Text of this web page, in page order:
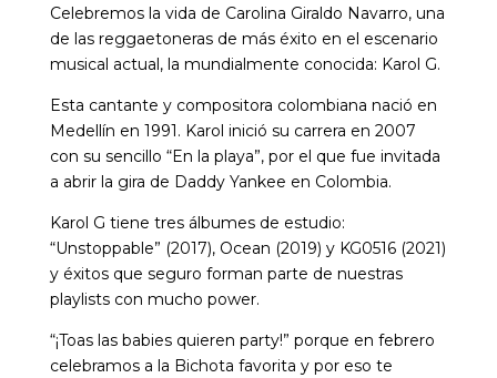
Celebremos la vida de Carolina Giraldo Navarro, una
de las reggaetoneras de más éxito en el escenario
musical actual, la mundialmente conocida: Karol G.
Esta cantante y compositora colombiana nació en
Medellín en 1991. Karol inició su carrera en 2007
con su sencillo “En la playa”, por el que fue invitada
a abrir la gira de Daddy Yankee en Colombia.
Karol G tiene tres álbumes de estudio:
“Unstoppable” (2017), Ocean (2019) y KG0516 (2021)
y éxitos que seguro forman parte de nuestras
playlists con mucho power.
“¡Toas las babies quieren party!” porque en febrero
celebramos a la Bichota favorita y por eso te